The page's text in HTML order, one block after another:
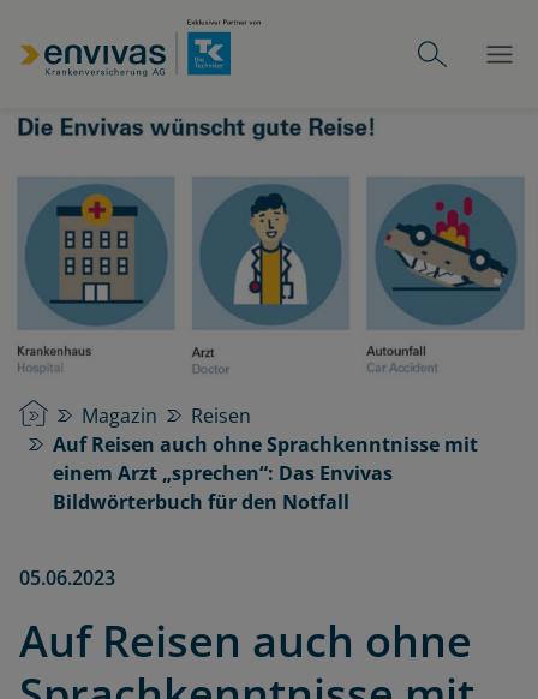
StartseiteMagazin
Reisen
Auf Reisen auch ohne Sprachkenntnisse mit
einem Arzt „sprechen“: Das Envivas
Bildwörterbuch für den Notfall
05.06.2023
Auf Reisen auch ohne